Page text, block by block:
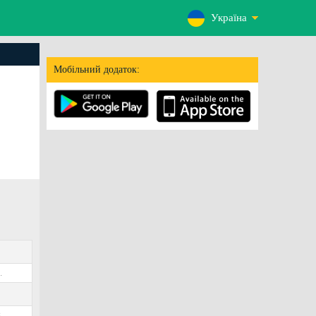
Україна
Мобільний додаток: